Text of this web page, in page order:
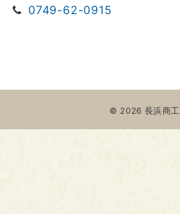
0749-62-0915
© 2026 長浜商